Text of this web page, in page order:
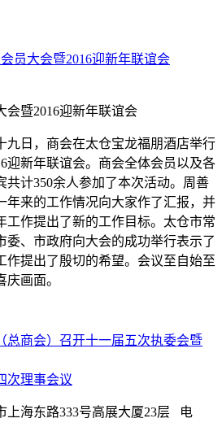
员大会暨2016迎新年联谊会
会暨2016迎新年联谊会
日，商会在太仓宝龙福朋酒店举行
迎新年联谊会。商会全体会员以及各
共计350余人参加了本次活动。周善
年来的工作情况向大家作了汇报，并
工作提出了新的工作目标。太仓市常
委、市政府向大会的成功举行表示了
作提出了殷切的希望。会议至自始至
画面。
总商会）召开十一届五次执委会暨
次理事会议
上海东路333号高展大厦23层 电